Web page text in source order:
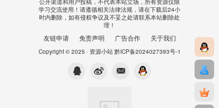
学习交流使用！请遵循相关法律法规，请在下载后24小
时内删除，如有侵权争议及不妥之处请联系本站删除处
理！
友链申请 免责声明 广告合作 关于我们
Copyright © 2025 · 资源小站 黔ICP备2024027393号-1